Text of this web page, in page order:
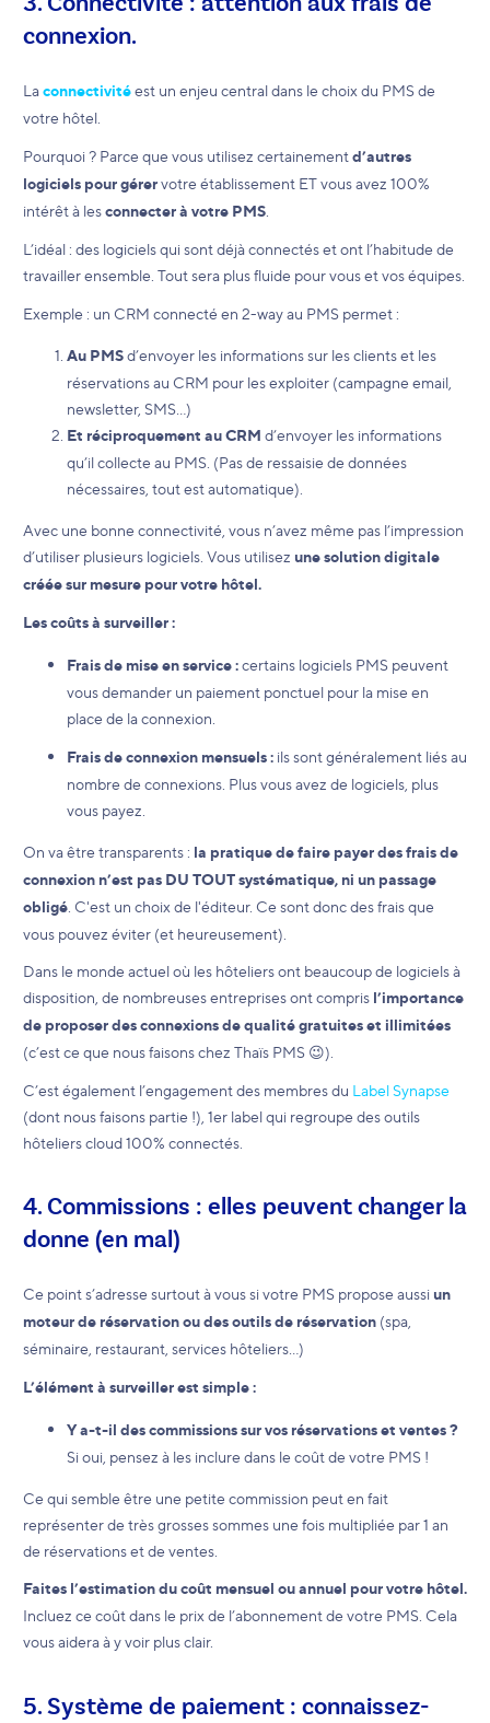
connexion.
Laconnectivitéest un enjeu central dans le choix du PMS de
votre hôtel.
Pourquoi ? Parce que vous utilisez certainementd’autres
logiciels pour gérervotre établissement ET vous avez 100%
intérêt à lesconnecter à votre PMS
L’idéal : des logiciels qui sont déjà connectés et ont l’habitude de
travailler ensemble. Tout sera plus fluide pour vous et vos équipes.
Exemple : un CRM connecté en 2-way au PMS permet :
Au PMSd’envoyer les informations sur les clients et les
réservations au CRM pour les exploiter (campagne email,
newsletter, SMS…)
Et réciproquement au CRM d’envoyer les informations
qu’il collecte au PMS. (Pas de ressaisie de données
nécessaires, tout est automatique).
Avec une bonne connectivité, vous n’avez même pas l’impression
d’utiliser plusieurs logiciels. Vous utilisez une solution digitale
créée sur mesure pour votre hôtel.
Les coûts à surveiller :
Frais de mise en service :certains logiciels PMS peuvent
vous demander un paiement ponctuel pour la mise en
place de la connexion.
Frais de connexion mensuels : ils sont généralement liés au
nombre de connexions. Plus vous avez de logiciels, plus
vous payez.
On va être transparents : la pratique de faire payer des frais de
connexion n’est pas DU TOUT systématique, ni un passage
obligé . C'est un choix de l'éditeur. Ce sont donc des frais que
vous pouvez éviter (et heureusement).
Dans le monde actuel où les hôteliers ont beaucoup de logiciels à
disposition, de nombreuses entreprises ont compris l’importance
de proposer des connexions de qualité gratuites et illimitées
(c’est ce que nous faisons chez Thaïs PMS 😉).
C’est également l’engagement des membres du Label Synapse
(dont nous faisons partie !), 1er label qui regroupe des outils
hôteliers cloud 100% connectés.
4. Commissions : elles peuvent changer la
donne (en mal)
Ce point s’adresse surtout à vous si votre PMS propose aussi un
moteur de réservation ou des outils de réservation (spa,
séminaire, restaurant, services hôteliers…)
L’élément à surveiller est simple :
Y a-t-il des commissions sur vos réservations et ventes ?
Si oui, pensez à les inclure dans le coût de votre PMS !
Ce qui semble être une petite commission peut en fait
représenter de très grosses sommes une fois multipliée par 1 an
de réservations et de ventes.
Faites l’estimation du coût mensuel ou annuel pour votre hôtel.
Incluez ce coût dans le prix de l’abonnement de votre PMS. Cela
vous aidera à y voir plus clair.
5. Système de paiement : connaissez-